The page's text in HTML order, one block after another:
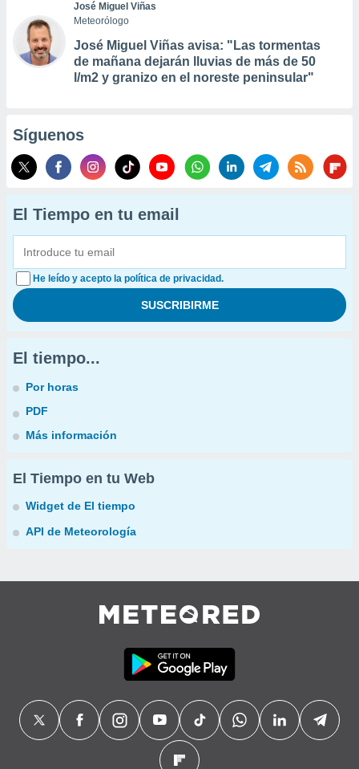
José Miguel Viñas
Meteorólogo
José Miguel Viñas avisa: "Las tormentas
de mañana dejarán lluvias de más de 50
l/m2 y granizo en el noreste peninsular"
Síguenos
El Tiempo en tu email
He leído y acepto la política de privacidad.
El tiempo...
Por horas
PDF
Más información
El Tiempo en tu Web
Widget de El tiempo
API de Meteorología